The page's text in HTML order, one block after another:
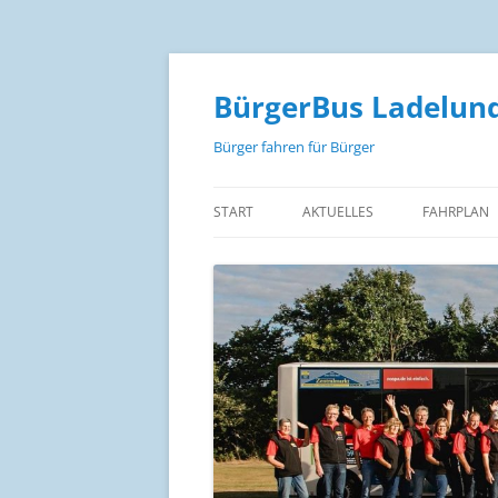
Zum
springen
BürgerBus
Bürger fahren für Bürger
START AKTUELLES FAHRPLAN
FAHRPREISE